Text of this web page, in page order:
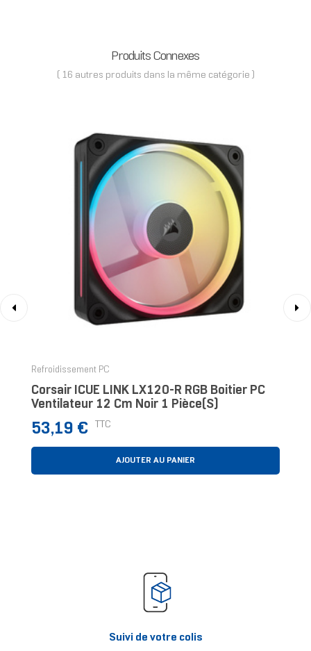
Produits Connexes
( 16 autres produits dans la même catégorie )
Refroidissement PC
Corsair ICUE LINK LX120-R RGB Boitier PC
Ventilateur 12 Cm Noir 1 Pièce(s)
Prix
53,19 € TTC
AJOUTER AU PANIER
Suivi de votre colis